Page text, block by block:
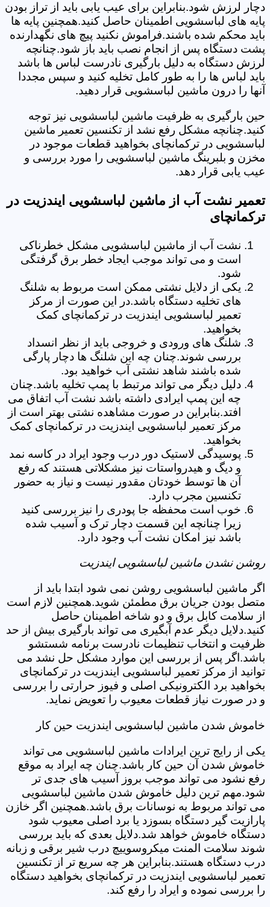
دچار لرزش شود.بنابراین برای عیب یابی باید از تراز بودن
پایه های لباسشویی اطمینان حاصل کنید.همچنین پایه ها
باید محکم شده باشند.فراموش نکنید پیچ های نگهدارنده
پشت دستگاه پس از انجام نصب باید باز شود.چنانچه
لرزش دستگاه به دلیل بارگیری نادرست لباس ها باشد
باید لباس ها را به طور کامل تخلیه کنید و سپس مجددا
آنها را درون ماشین لباسشویی قرار دهید.
حین بارگیری به ظرفیت ماشین لباسشویی نیز توجه
کنید.چنانچه مشکل رفع نشد از تکنسین تعمیر ماشین
لباسشویی در ترکمانچای بخواهید قطعات موجود در
مخزن و بلبرینگ ماشین لباسشویی را مورد بررسی و
عیب یابی قرار دهد.
تعمیر نشت آب از ماشین لباسشویی ایندزیت در
ترکمانچای
نشت آب از ماشین لباسشویی مشکل خطرناکی
است و می تواند موجب ایجاد خطر برق گرفتگی
شود.
یکی از دلایل نشتی ممکن است مربوط به شلنگ
های تخلیه دستگاه باشد.در این صورت از مرکز
تعمیر لباسشویی ایندزیت در ترکمانچای کمک
بخواهید.
شلنگ های ورودی و خروجی باید از نظر انسداد
بررسی شوند.چنان چه این شلنگ ها دچار پارگی
شده باشند شاهد نشتی آب خواهید بود.
دلیل دیگر می تواند مرتبط با پمپ تخلیه باشد.چنان
چه این پمپ ایرادی داشته باشد نشت آب اتفاق می
افتد.بنابراین در صورت مشاهده نشتی بهتر است از
مرکز تعمیر لباسشویی ایندزیت در ترکمانچای کمک
بخواهید.
پوسیدگی لاستیک دور درب وجود ایراد در کاسه نمد
و دیگ و هیدرواستات نیز مشکلاتی هستند که رفع
آن ها توسط خودتان مقدور نیست و نیاز به حضور
تکنسین مجرب دارد.
خوب است محفظه جا پودری را نیز بررسی کنید
زیرا چنانچه این قسمت دچار ترک و آسیب شده
باشد نیز امکان نشت آب وجود دارد.
روشن نشدن ماشین لباسشویی ایندزیت
اگر ماشین لباسشویی روشن نمی شود ابتدا باید از
متصل بودن جریان برق مطمئن شوید.همچنین لازم است
از سلامت کابل برق و دو شاخه اطمینان حاصل
کنید.دلایل دیگر عدم آبگیری می تواند بارگیری بیش از حد
ظرفیت و انتخاب تنظیمات نادرست برنامه شستشو
باشد.اگر پس از بررسی این موارد مشکل حل نشد می
توانید از مرکز تعمیر لباسشویی ایندزیت در ترکمانچای
بخواهید برد الکترونیکی اصلی و فیوز حرارتی را بررسی
و در صورت نیاز قطعات معیوب را تعویض نماید.
خاموش شدن ماشین لباسشویی ایندزیت حین کار
یکی از رایج ترین ایرادات ماشین لباسشویی می تواند
خاموش شدن آن حین کار باشد.چنان چه ایراد به موقع
رفع نشود می تواند موجب بروز آسیب های جدی تر
شود.مهم ترین دلیل خاموش شدن ماشین لباسشویی
می تواند مربوط به نوسانات برق باشد.همچنین اگر خازن
پارازیت گیر دستگاه بسوزد یا برد اصلی معیوب شود
دستگاه خاموش خواهد شد.دلایل بعدی که باید بررسی
شوند سلامت المنت میکروسوییچ درب شیر برقی و زبانه
درب دستگاه هستند.بنابراین هر چه سریع تر از تکنسین
تعمیر لباسشویی ایندزیت در ترکمانچای بخواهید دستگاه
را بررسی نموده و ایراد را رفع کند.